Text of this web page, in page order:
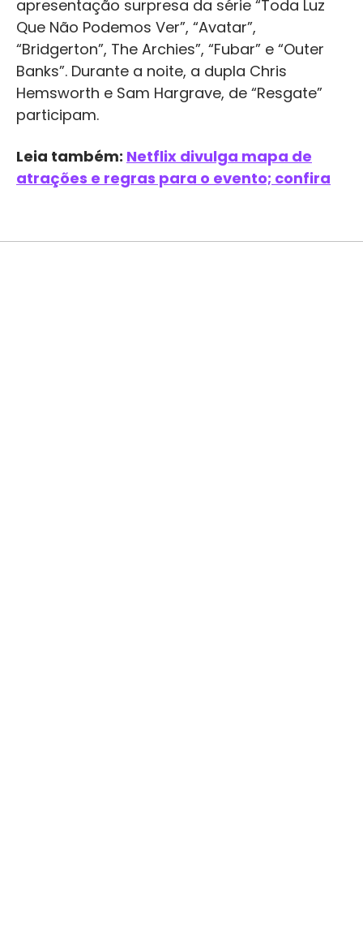
apresentação surpresa da série “Toda Luz
Que Não Podemos Ver”, “Avatar”,
“Bridgerton”, The Archies”, “Fubar” e “Outer
Banks”. Durante a noite, a dupla Chris
Hemsworth e Sam Hargrave, de “Resgate”
participam.
Leia também: Netflix divulga mapa de
atrações e regras para o evento; confira